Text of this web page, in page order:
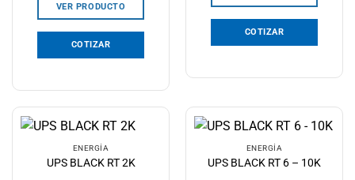
VER PRODUCTO
COTIZAR
COTIZAR
ENERGÍA
UPS BLACK RT 2K
ENERGÍA
UPS BLACK RT 6 – 10K